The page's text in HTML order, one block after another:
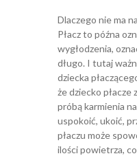
Dlaczego nie ma
Płacz to późna
wygłodzenia,
długo. I tutaj
dziecka
że dziecko płacze
próbą karmienia
uspokoić, ukoić,
płaczu może
ilości powietrza,